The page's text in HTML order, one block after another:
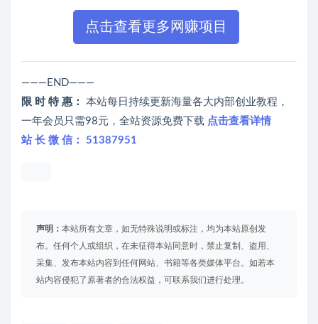
点击查看更多网赚项目
———END———
限 时 特 惠： 本站每日持续更新海量各大内部创业教程，
一年会员只需98元，全站资源免费下载 点击查看详情
站 长 微 信： 51387951
声明： 本站所有文章，如无特殊说明或标注，均为本站原创发
布。任何个人或组织，在未征得本站同意时，禁止复制、盗用、
采集、发布本站内容到任何网站、书籍等各类媒体平台。如若本
站内容侵犯了原著者的合法权益，可联系我们进行处理。